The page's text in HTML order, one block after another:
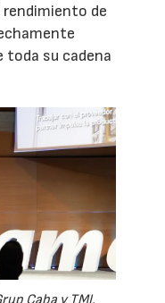
rendimiento de
su cadena